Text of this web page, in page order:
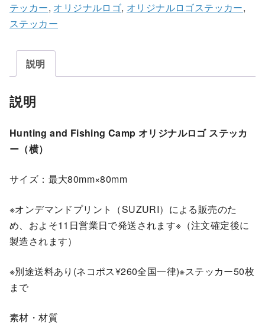
テッカー, オリジナルロゴ, オリジナルロゴステッカー,
ステッカー
説明
説明
Hunting and Fishing Camp オリジナルロゴ ステッカ
ー（横）
サイズ：最大80mm×80mm
※オンデマンドプリント（SUZURI）による販売のた
め、およそ11日営業日で発送されます※（注文確定後に
製造されます）
※別途送料あり(ネコポス¥260全国一律)※ステッカー50枚
まで
素材・材質